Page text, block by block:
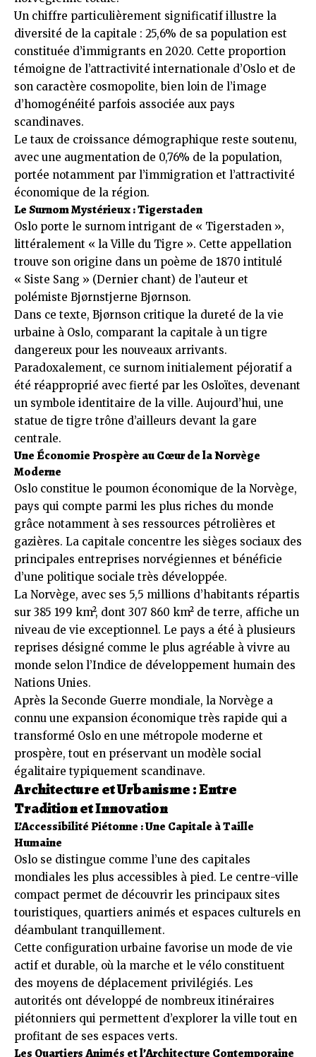
Un chiffre particulièrement significatif illustre la
diversité de la capitale : 25,6% de sa population est
constituée d’immigrants en 2020. Cette proportion
témoigne de l’attractivité internationale d’Oslo et de
son caractère cosmopolite, bien loin de l’image
d’homogénéité parfois associée aux pays
scandinaves.
Le taux de croissance démographique reste soutenu,
avec une augmentation de 0,76% de la population,
portée notamment par l’immigration et l’attractivité
économique de la région.
Le Surnom Mystérieux : Tigerstaden
Oslo porte le surnom intrigant de « Tigerstaden »,
littéralement « la Ville du Tigre ». Cette appellation
trouve son origine dans un poème de 1870 intitulé
« Siste Sang » (Dernier chant) de l’auteur et
polémiste Bjørnstjerne Bjørnson.
Dans ce texte, Bjørnson critique la dureté de la vie
urbaine à Oslo, comparant la capitale à un tigre
dangereux pour les nouveaux arrivants.
Paradoxalement, ce surnom initialement péjoratif a
été réapproprié avec fierté par les Osloïtes, devenant
un symbole identitaire de la ville. Aujourd’hui, une
statue de tigre trône d’ailleurs devant la gare
centrale.
Une Économie Prospère au Cœur de la Norvège
Moderne
Oslo constitue le poumon économique de la Norvège,
pays qui compte parmi les plus riches du monde
grâce notamment à ses ressources pétrolières et
gazières. La capitale concentre les sièges sociaux des
principales entreprises norvégiennes et bénéficie
d’une politique sociale très développée.
La Norvège, avec ses 5,5 millions d’habitants répartis
sur 385 199 km², dont 307 860 km² de terre, affiche un
niveau de vie exceptionnel. Le pays a été à plusieurs
reprises désigné comme le plus agréable à vivre au
monde selon l’Indice de développement humain des
Nations Unies.
Après la Seconde Guerre mondiale, la Norvège a
connu une expansion économique très rapide qui a
transformé Oslo en une métropole moderne et
prospère, tout en préservant un modèle social
égalitaire typiquement scandinave.
Architecture et Urbanisme : Entre
Tradition et Innovation
L’Accessibilité Piétonne : Une Capitale à Taille
Humaine
Oslo se distingue comme l’une des capitales
mondiales les plus accessibles à pied. Le centre-ville
compact permet de découvrir les principaux sites
touristiques, quartiers animés et espaces culturels en
déambulant tranquillement.
Cette configuration urbaine favorise un mode de vie
actif et durable, où la marche et le vélo constituent
des moyens de déplacement privilégiés. Les
autorités ont développé de nombreux itinéraires
piétonniers qui permettent d’explorer la ville tout en
profitant de ses espaces verts.
Les Quartiers Animés et l’Architecture Contemporaine